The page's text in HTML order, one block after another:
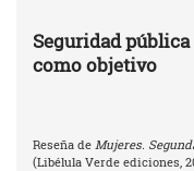
Seguridad
como objetivo
Reseña de Mujeres.
(Libélula Verde ediciones,